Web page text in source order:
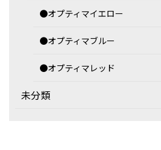
●オプティマイエロー
●オプティマブルー
●オプティマレッド
未分類